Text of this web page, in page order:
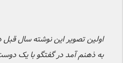
اولین تصویر این نوشته سال
به ذهنم آمد در گفتگو با یک